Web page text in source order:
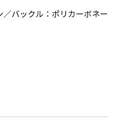
バックル：ポリカーボネー